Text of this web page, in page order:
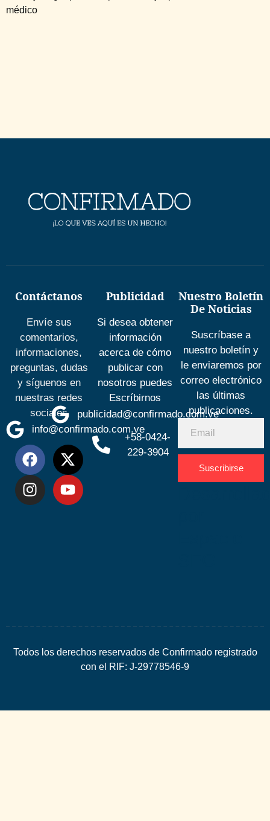
médico
Contáctanos
Envíe sus
comentarios,
informaciones,
preguntas, dudas
y síguenos en
nuestras redes
sociales
info@confirmado.com.ve
Publicidad
Si desea obtener
información
acerca de cómo
publicar con
nosotros puedes
Escríbirnos
publicidad@confirmado.com.ve
+58-0424-
229-3904
Nuestro Boletín
De Noticias
Suscríbase a
nuestro boletín y
le enviaremos por
correo electrónico
las últimas
publicaciones.
Suscribirse
Todos los derechos reservados de Confirmado registrado
con el RIF: J-29778546-9